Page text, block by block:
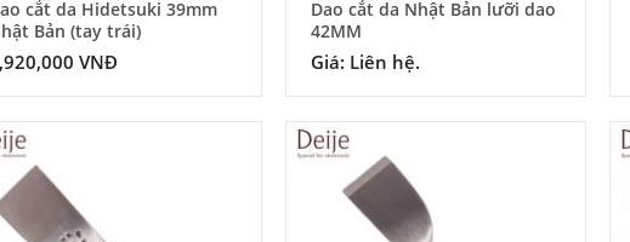
cắt da Hidetsuki 39mm
Bản (tay trái)
VNĐ
Dao cắt da Nhật Bản lưỡi dao
42MM
Giá: Liên hệ.